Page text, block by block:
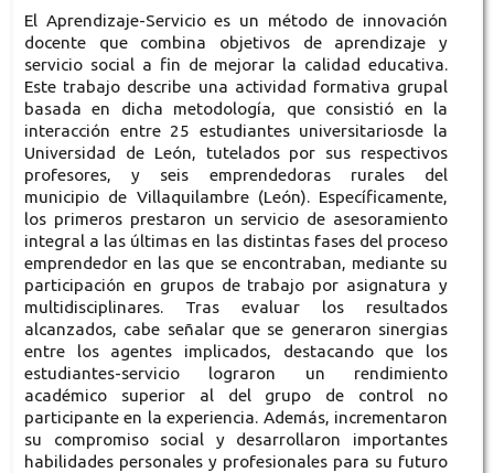
El Aprendizaje-Servicio es un método de innovación
docente que combina objetivos de aprendizaje y
servicio social a fin de mejorar la calidad educativa.
Este trabajo describe una actividad formativa grupal
basada en dicha metodología, que consistió en la
interacción entre 25 estudiantes universitariosde la
Universidad de León, tutelados por sus respectivos
profesores, y seis emprendedoras rurales del
municipio de Villaquilambre (León). Específicamente,
los primeros prestaron un servicio de asesoramiento
integral a las últimas en las distintas fases del proceso
emprendedor en las que se encontraban, mediante su
participación en grupos de trabajo por asignatura y
multidisciplinares. Tras evaluar los resultados
alcanzados, cabe señalar que se generaron sinergias
entre los agentes implicados, destacando que los
estudiantes-servicio lograron un rendimiento
académico superior al del grupo de control no
participante en la experiencia. Además, incrementaron
su compromiso social y desarrollaron importantes
habilidades personales y profesionales para su futuro